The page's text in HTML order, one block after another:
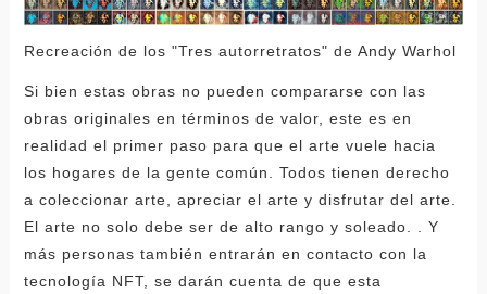
Recreación de los "Tres autorretratos" de Andy Warhol
Si bien estas obras no pueden compararse con las
obras originales en términos de valor, este es en
realidad el primer paso para que el arte vuele hacia
los hogares de la gente común. Todos tienen derecho
a coleccionar arte, apreciar el arte y disfrutar del arte.
El arte no solo debe ser de alto rango y soleado. . Y
más personas también entrarán en contacto con la
tecnología NFT, se darán cuenta de que esta